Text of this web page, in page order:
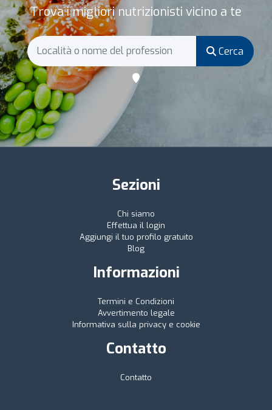
Trova i migliori nutrizionisti vicino a te
Cerca
Sezioni
Chi siamo
Effettua il login
Aggiungi il tuo profilo gratuito
Blog
Informazioni
Termini e Condizioni
Avvertimento legale
Informativa sulla privacy e cookie
Contatto
Contatto